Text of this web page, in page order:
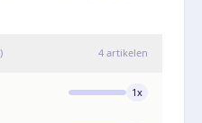
) 4 artikelen
1x